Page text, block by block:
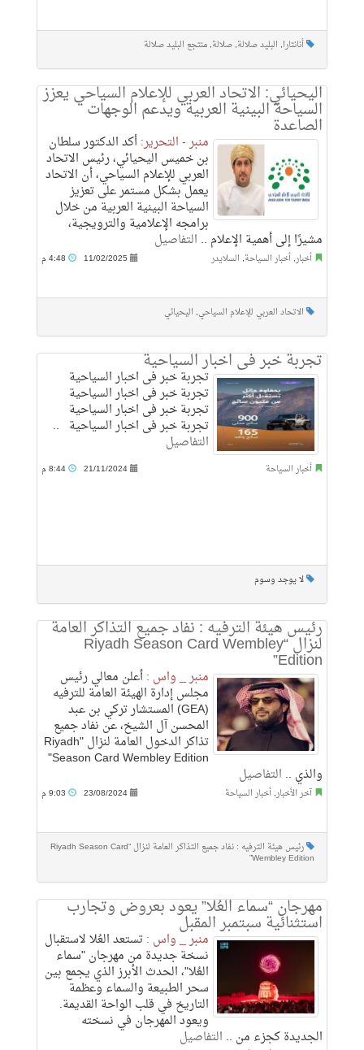
أنانتارا, البليد صلالة, صلالة, منتجع البليد صلالة
اليحيائي: الاتحاد العربي للإعلام السياحي يعزز
السياحة البينية العربية ويدعم الوجهات
الصاعدة
منبر - التحرير:أكد الدكتور سلطان
بن خميس اليحيائي، رئيس الاتحاد
العربي للإعلام السياحي، أن الاتحاد
يعمل بشكل مستمر على تعزيز
السياحة البينية العربية من خلال
برامجه الإعلامية والترويجية،
مشيرًا إلى أهمية الإعلام .. التفاصيل
أخبار, أخبار السياحة, السلايدر 11/02/2025
الاتحاد العربي للإعلام السياحي, اليحيائي
تجربة خبر فى اخبار السياحية
تجربة خبر فى اخبار السياحية
تجربة خبر فى اخبار السياحية
تجربة خبر فى اخبار السياحية
تجربة خبر فى اخبار السياحية ..
التفاصيل
أخبار السياحة 21/11/2024
لا يوجد وسوم
رئيس هيئة الترفيه : نفاد جميع التذاكر العامة
لنزال “Riyadh Season Card Wembley
Edition”
منبر _ واس :أعلن معالي رئيس
مجلس إدارة الهيئة العامة للترفيه
(GEA) المستشار تركي بن عبد
المحسن آل الشيخ، عن نفاد جميع
تذاكر الدخول العامة لنزال "Riyadh
Season Card Wembley Edition"
والذي .. التفاصيل
آخر الأخبار, أخبار السياحة 23/08/2024
رئيس هيئة الترفيه : نفاد جميع التذاكر العامة لنزال “Riyadh Season Card
Wembley Edition”
مهرجان “سماء العُلا” يعود بعروض وتجارب
استثنائية سبتمبر المقبل
منبر _ واس :تستعد العُلا لاستقبال
نسخة جديدة من مهرجان "سماء
العُلا"، الحدث الأبرز الذي يجمع بين
سحر الطبيعة والسماء وعظمة
التاريخ في قلب الواحة القديمة.
ويعود المهرجان في نسخته
الجديدة كجزء من .. التفاصيل